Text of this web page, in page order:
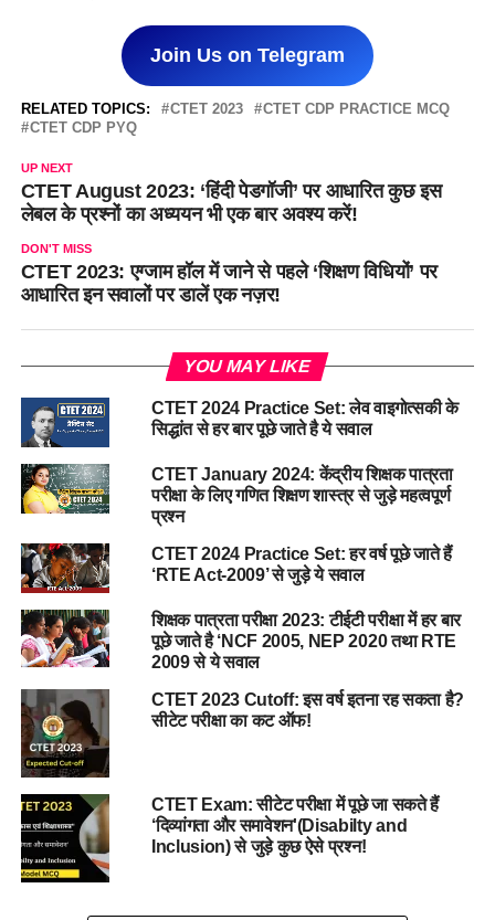
Join Us on Telegram
RELATED TOPICS: CTET 2023
CTET CDP PRACTICE MCQ
CTET CDP PYQ
UP NEXT
CTET August 2023: ‘हिंदी पेडगॉजी’ पर आधारित कुछ इस
लेबल के प्रश्नों का अध्ययन भी एक बार अवश्य करें!
DON'T MISS
CTET 2023: एग्जाम हॉल में जाने से पहले ‘शिक्षण विधियों’ पर
आधारित इन सवालों पर डालें एक नज़र!
YOU MAY LIKE
CTET 2024 Practice Set: लेव वाइगोत्सकी के
सिद्धांत से हर बार पूछे जाते है ये सवाल
CTET January 2024: केंद्रीय शिक्षक पात्रता
परीक्षा के लिए गणित शिक्षण शास्त्र से जुड़े महत्वपूर्ण
प्रश्न
CTET 2024 Practice Set: हर वर्ष पूछे जाते हैं
‘RTE Act-2009’ से जुड़े ये सवाल
शिक्षक पात्रता परीक्षा 2023: टीईटी परीक्षा में हर बार
पूछे जाते है ‘NCF 2005, NEP 2020 तथा RTE
2009 से ये सवाल
CTET 2023 Cutoff: इस वर्ष इतना रह सकता है?
सीटेट परीक्षा का कट ऑफ!
CTET Exam: सीटेट परीक्षा में पूछे जा सकते हैं
‘दिव्यांगता और समावेशन'(Disabilty and
Inclusion) से जुड़े कुछ ऐसे प्रश्न!